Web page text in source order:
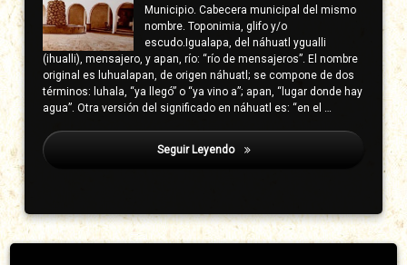
Municipio. Cabecera municipal del mismo
nombre. Toponimia, glifo y/o
escudo.Igualapa, del náhuatl ygualli
(ihualli), mensajero, y apan, río: “río de mensajeros”. El nombre
original es luhualapan, de origen náhuatl; se compone de dos
términos: luhala, “ya llegó” o “ya vino a”; apan, “lugar donde hay
agua”. Otra versión del significado en náhuatl es: “en el …
Seguir Leyendo Mayo Ventura, Baloy